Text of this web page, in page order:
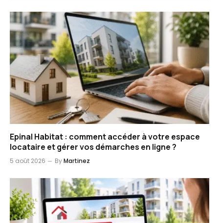
Epinal Habitat : comment accéder à votre espace
locataire et gérer vos démarches en ligne ?
5 août 2026 ByMartinez